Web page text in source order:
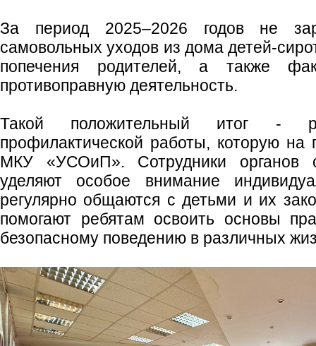
За период 2025–2026 годов не
самовольных уходов из дома
попечения родителей, а также
противоправную деятельность.
Такой положительный итог -
профилактической работы, которую на
МКУ «УСОиП». Сотрудники органов
уделяют особое внимание
регулярно общаются с детьми и их
помогают ребятам освоить основы
безопасному поведению в различных